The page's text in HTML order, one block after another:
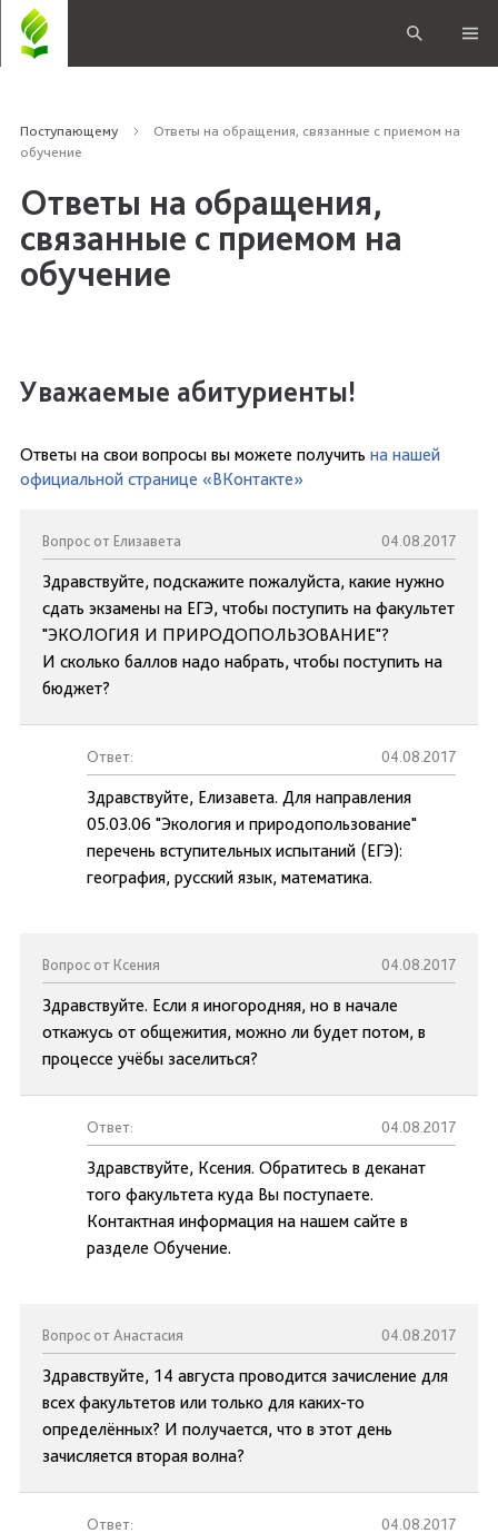
Поступающему
Ответы на обращения, связанные с приемом на
обучение
Ответы на обращения,
связанные с приемом на
обучение
Уважаемые абитуриенты!
Ответы на свои вопросы вы можете получить на нашей
официальной странице «ВКонтакте»
Вопрос от Елизавета 04.08.2017
Здравствуйте, подскажите пожалуйста, какие нужно
сдать экзамены на ЕГЭ, чтобы поступить на факультет
"ЭКОЛОГИЯ И ПРИРОДОПОЛЬЗОВАНИЕ"?
И сколько баллов надо набрать, чтобы поступить на
бюджет?
Ответ: 04.08.2017
Здравствуйте, Елизавета. Для направления
05.03.06 "Экология и природопользование"
перечень вступительных испытаний (ЕГЭ):
география, русский язык, математика.
Вопрос от Ксения 04.08.2017
Здравствуйте. Если я иногородняя, но в начале
откажусь от общежития, можно ли будет потом, в
процессе учёбы заселиться?
Ответ: 04.08.2017
Здравствуйте, Ксения. Обратитесь в деканат
того факультета куда Вы поступаете.
Контактная информация на нашем сайте в
разделе Обучение.
Вопрос от Анастасия 04.08.2017
Здравствуйте, 14 августа проводится зачисление для
всех факультетов или только для каких-то
определённых? И получается, что в этот день
зачисляется вторая волна?
Ответ: 04.08.2017